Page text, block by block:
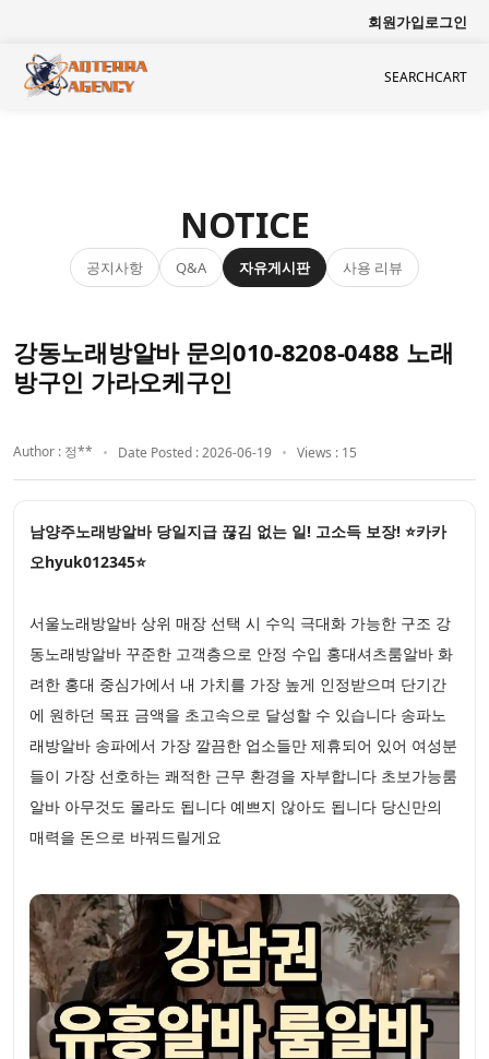
회원가입로그인
SEARCHCART
NOTICE
공지사항 Q&A 자유게시판 사용 리뷰
강동노래방알바 문의010-8208-0488 노래
방구인 가라오케구인
Author : 정** Date Posted : 2026-06-19 Views : 15
남양주노래방알바 당일지급 끊김 없는 일! 고소득 보장! ⭐카카
오hyuk012345⭐
서울노래방알바 상위 매장 선택 시 수익 극대화 가능한 구조 강
동노래방알바 꾸준한 고객층으로 안정 수입 홍대셔츠룸알바 화
려한 홍대 중심가에서 내 가치를 가장 높게 인정받으며 단기간
에 원하던 목표 금액을 초고속으로 달성할 수 있습니다 송파노
래방알바 송파에서 가장 깔끔한 업소들만 제휴되어 있어 여성분
들이 가장 선호하는 쾌적한 근무 환경을 자부합니다 초보가능룸
알바 아무것도 몰라도 됩니다 예쁘지 않아도 됩니다 당신만의
매력을 돈으로 바꿔드릴게요